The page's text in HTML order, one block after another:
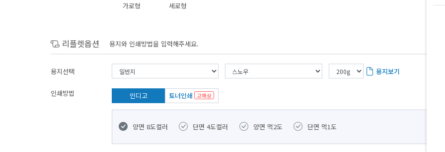
가로형 세로형
리플렛옵션 용지와 인쇄방법을 입력해주세요.
용지선택 용지보기
인쇄방법 인디고 토너인쇄 고해상
양면 8도컬러 단면 4도컬러 양면 먹2도 단면 먹1도